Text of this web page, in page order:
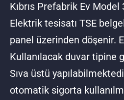
Kıbrıs Prefabrik Ev
Elektrik tesisatı TSE
panel üzerinden döşenir.
Kullanılacak duvar tipine
Sıva üstü
otomatik sigorta